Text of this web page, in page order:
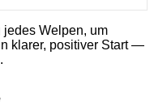
Welpen, um
klarer, positiver Start —